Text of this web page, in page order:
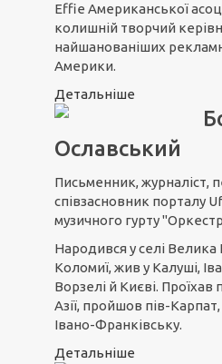
Effie Американської
колишній творчий
найшанованіших
Америки.
Детальніше
Ославський
Письменник, журналіст,
співзасновник порталу
музичного гурту
Народився у селі Велика
Коломиї, жив у Калуші,
Ворзелі й Києві. Проїхав
Азії, пройшов пів-
Івано-Франківську.
Детальніше